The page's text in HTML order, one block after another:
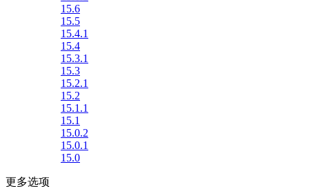
15.6
15.5
15.4.1
15.4
15.3.1
15.3
15.2.1
15.2
15.1.1
15.1
15.0.2
15.0.1
15.0
更多选项